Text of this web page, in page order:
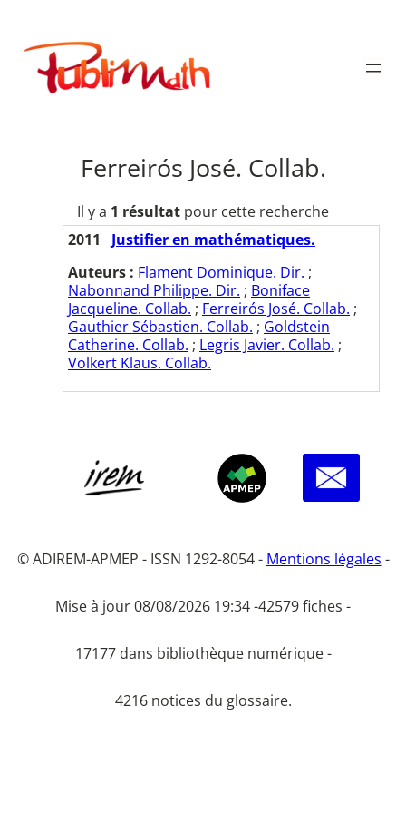
contenu
Publimath
Ferreirós José. Collab.
Il y a 1 résultat pour cette recherche
2011
Justifier en mathématiques.
Auteurs : Flament Dominique. Dir. ;
Nabonnand Philippe. Dir. ; Boniface
Jacqueline. Collab. ; Ferreirós José. Collab. ;
Gauthier Sébastien. Collab. ; Goldstein
Catherine. Collab. ; Legris Javier. Collab. ;
Volkert Klaus. Collab.
© ADIREM-APMEP - ISSN 1292-8054 - Mentions légales -
Mise à jour 08/08/2026 19:34 -42579 fiches -
17177 dans bibliothèque numérique -
4216 notices du glossaire.